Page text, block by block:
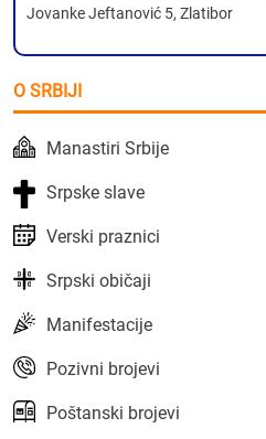
Jovanke Jeftanović 5, Zlatibor
O SRBIJI
Manastiri Srbije
Srpske slave
Verski praznici
Srpski običaji
Manifestacije
Pozivni brojevi
Poštanski brojevi